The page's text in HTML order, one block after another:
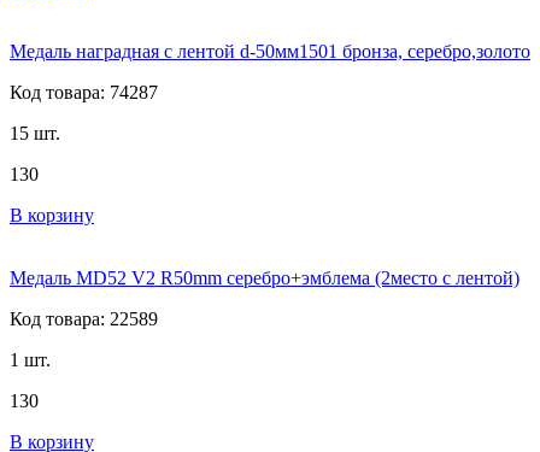
Медаль наградная с лентой d-50мм1501 бронза, серебро,золото
Код товара: 74287
15 шт.
130
В корзину
Медаль MD52 V2 R50mm серебро+эмблема (2место с лентой)
Код товара: 22589
1 шт.
130
В корзину